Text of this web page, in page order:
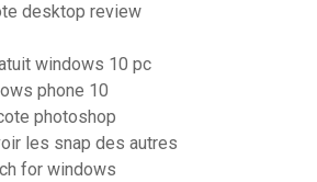
desktop review
windows 10 pc
phone 10
photoshop
les snap des autres
for windows